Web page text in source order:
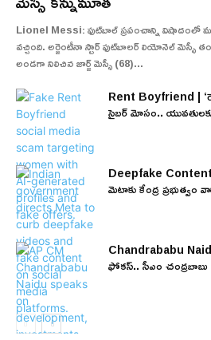
Lionel Messi: ఫుట్‌బాల్ ప్రపంచాన్ని విషాదంలో
వచ్చింది. అర్జెంటీనా స్టార్ ఫుట్‌బాలర్ లియోనెల్ మెస్సీ
అండగా నిలిచిన జార్జ్ మెస్సీ (68)...
Rent Boyfriend |
సైబర్ మోసం..
Deepfake
మెటాకు కేంద్ర ప్రభుత్వం
Chandrababu
ఫోకస్.. సీఎం